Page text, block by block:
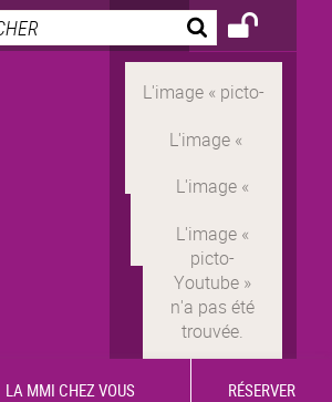
LA MMI CHEZ VOUS RÉSERVER